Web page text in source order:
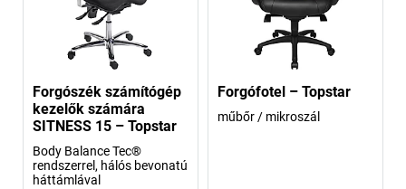
Forgószék számítógép
kezelők számára
SITNESS 15 – Topstar
Body Balance Tec®
rendszerrel, hálós bevonatú
háttámlával
Forgófotel – Topstar
műbőr / mikroszál